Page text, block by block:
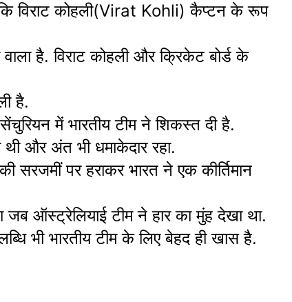
विराट कोहली(Virat Kohli) कैप्टन के रूप
है. विराट कोहली और क्रिकेट बोर्ड के
है.
में भारतीय टीम ने शिकस्त दी है.
और अंत भी धमाकेदार रहा.
पर हराकर भारत ने एक कीर्तिमान
जब ऑस्ट्रेलियाई टीम ने हार का मुंह देखा था.
भी भारतीय टीम के लिए बेहद ही खास है.